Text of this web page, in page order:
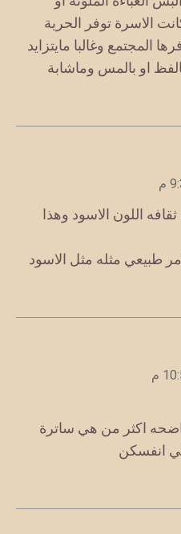
الاسرة توفر الحرية
المجتمع وغالبا مايتزايد
او بالمس وماشابة
اللون الاسود وهذا
طبيعي مثله مثل الاسود
اكثر من هي ساترة
في انفسكن